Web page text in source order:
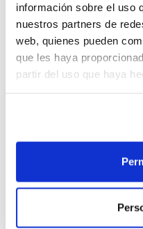
información sobre el uso
nuestros partners de
web, quienes pueden
que les haya
partir del uso que haya
12:00 h. Infantil
Paidos Denia –
17:00 h. Cadete
Pego – CB La Vila